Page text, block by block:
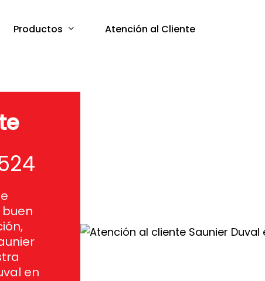
Productos Atención al Cliente
en